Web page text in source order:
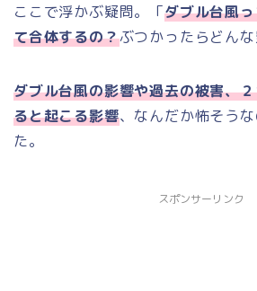
ここで浮かぶ疑問。「ダブル台風
て合体するの？ぶつかったらどんな
ダブル台風の影響や過去の被害、
ると起こる影響、なんだか怖そう
た。
スポンサーリンク